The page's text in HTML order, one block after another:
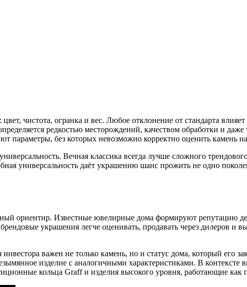
чистота, огранка и вес. Любое отклонение от стандарта
редкостью месторождений, качеством обработки и
без которых невозможно корректно оценить камень
Вечная классика всегда лучше сложного
универсальность даёт украшению шанс прожить не одно
ориентир. Известные ювелирные дома формируют репутацию
украшения легче оценивать, продавать через дилеров и
важен не только камень, но и статус дома, который его
изделие с аналогичными характеристиками. В контексте
кольца Graff и изделия высокого уровня, работающие